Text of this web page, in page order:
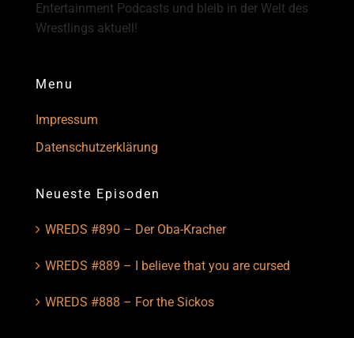
Entertainment Podcasts und bleib in der Welt des
Wrestlings aktuell!
Menu
Impressum
Datenschutzerklärung
Neueste Episoden
WREDS #890 – Der Oba-Kracher
WREDS #889 – I believe that you are cursed
WREDS #888 – For the Sickos